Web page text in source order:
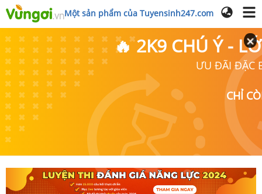
Một sản phẩm của Tuyensinh247.com
🔥 2K9 CHÚ Ý -
ƯU ĐÃI ĐẶC
CHỈ